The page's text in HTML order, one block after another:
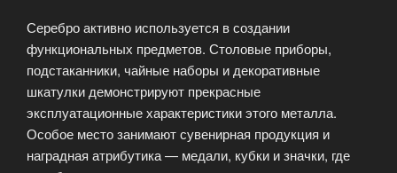
Серебро активно используется в создании
функциональных предметов. Столовые приборы,
подстаканники, чайные наборы и декоративные
шкатулки демонстрируют прекрасные
эксплуатационные характеристики этого металла.
Особое место занимают сувенирная продукция и
наградная атрибутика — медали, кубки и значки, где